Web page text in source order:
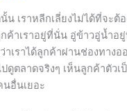
นั้น เราหลีกเลี่ยงไม่ได้ที่จะต้
กค้าเราอยู่ที่นั่น อู่ข้าวอู่น้ำอ
าเราได้ลูกค้าผ่านช่องทางอ
ปดูตลาดจริงๆ เห็นลูกค้าตัวเ
อื่นเยอะ